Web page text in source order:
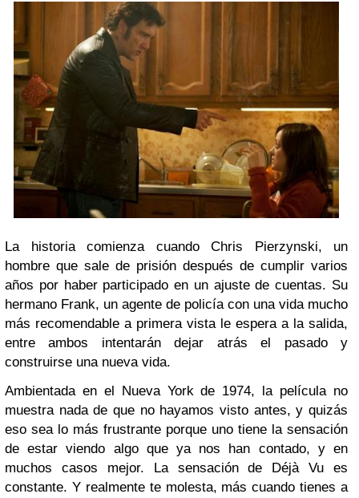
La historia comienza cuando Chris Pierzynski, un
hombre que sale de prisión después de cumplir varios
años por haber participado en un ajuste de cuentas. Su
hermano Frank, un agente de policía con una vida mucho
más recomendable a primera vista le espera a la salida,
entre ambos intentarán dejar atrás el pasado y
construirse una nueva vida.
Ambientada en el Nueva York de 1974, la película no
muestra nada de que no hayamos visto antes, y quizás
eso sea lo más frustrante porque uno tiene la sensación
de estar viendo algo que ya nos han contado, y en
muchos casos mejor. La sensación de Déjà Vu es
constante. Y realmente te molesta, más cuando tienes a